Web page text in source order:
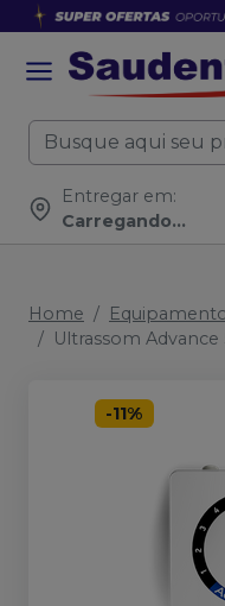
Entregar em:
Carregando...
Home
Ultrassom Advance
-11%